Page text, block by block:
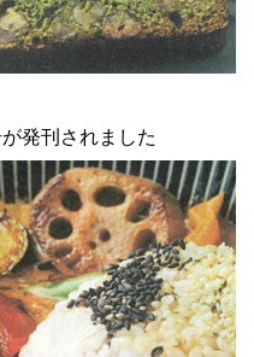
発刊されました